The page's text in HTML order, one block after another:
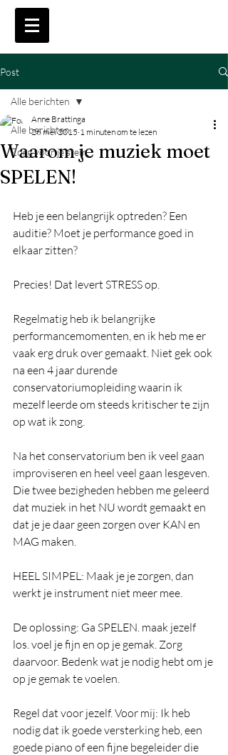
Post
Alle berichten
Zorg voor je stem.
Alle berichten
Waarom je muziek moet
SPELEN!
Anne Brattinga
26 mei 2015 1 minuten om te lezen
Heb je een belangrijk optreden? Een
auditie? Moet je performance goed in
elkaar zitten?
Precies! Dat levert STRESS op.
Regelmatig heb ik belangrijke
performancemomenten, en ik heb me er
vaak erg druk over gemaakt. Niet gek ook
na een 4 jaar durende
conservatoriumopleiding waarin ik
mezelf leerde om steeds kritischer te zijn
op wat ik zong.
Na het conservatorium ben ik veel gaan
improviseren en heel veel gaan lesgeven.
Die twee bezigheden hebben me geleerd
dat muziek in het NU wordt gemaakt en
dat je je daar geen zorgen over KAN en
MAG maken.
HEEL SIMPEL: Maak je je zorgen, dan
werkt je instrument niet meer mee.
De oplossing: Ga SPELEN. maak jezelf
los. voel je fijn en op je gemak. Zorg
daarvoor. Bedenk wat je nodig hebt om je
op je gemak te voelen.
Regel dat voor jezelf. Voor mij: Ik heb
nodig dat ik goede versterking heb, een
goede piano of een fijne begeleider die